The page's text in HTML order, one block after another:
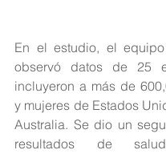
En el estudio, el
observó datos de 25
incluyeron a más de
y mujeres de Estados
Australia. Se dio un
resultados de